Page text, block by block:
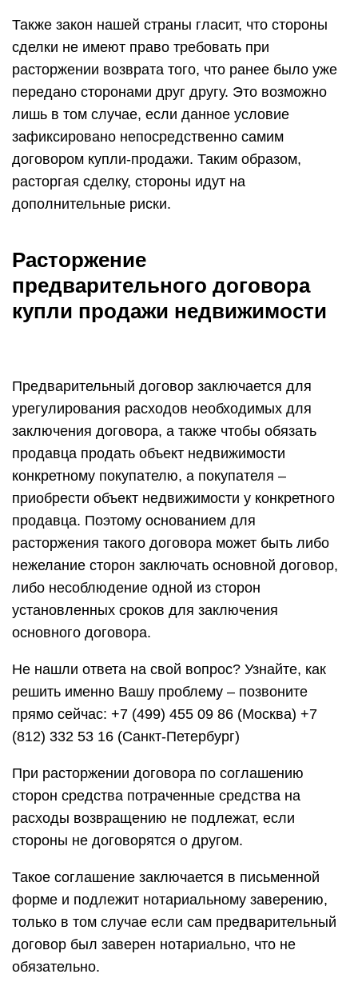
Также закон нашей страны гласит, что стороны
сделки не имеют право требовать при
расторжении возврата того, что ранее было уже
передано сторонами друг другу. Это возможно
лишь в том случае, если данное условие
зафиксировано непосредственно самим
договором купли-продажи. Таким образом,
расторгая сделку, стороны идут на
дополнительные риски.
Расторжение
предварительного договора
купли продажи недвижимости
Предварительный договор заключается для
урегулирования расходов необходимых для
заключения договора, а также чтобы обязать
продавца продать объект недвижимости
конкретному покупателю, а покупателя –
приобрести объект недвижимости у конкретного
продавца. Поэтому основанием для
расторжения такого договора может быть либо
нежелание сторон заключать основной договор,
либо несоблюдение одной из сторон
установленных сроков для заключения
основного договора.
Не нашли ответа на свой вопрос? Узнайте, как
решить именно Вашу проблему – позвоните
прямо сейчас: +7 (499) 455 09 86 (Москва) +7
(812) 332 53 16 (Санкт-Петербург)
При расторжении договора по соглашению
сторон средства потраченные средства на
расходы возвращению не подлежат, если
стороны не договорятся о другом.
Такое соглашение заключается в письменной
форме и подлежит нотариальному заверению,
только в том случае если сам предварительный
договор был заверен нотариально, что не
обязательно.